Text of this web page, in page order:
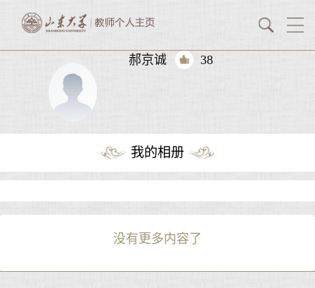
郝京诚 38
我的相册
没有更多内容了